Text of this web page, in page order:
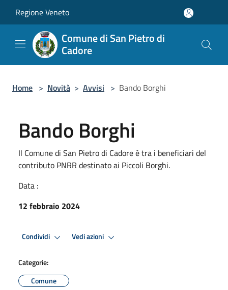
Regione Veneto
Comune di San Pietro di
Cadore
Home > Novità > Avvisi > Bando Borghi
Bando Borghi
Il Comune di San Pietro di Cadore è tra i beneficiari del
contributo PNRR destinato ai Piccoli Borghi.
Data :
12 febbraio 2024
Condividi Vedi azioni
Categorie:
Comune